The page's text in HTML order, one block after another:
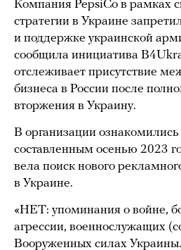
Компания PepsiCo в рамках
стратегии в Украине
и поддержке украинской
сообщила инициатива
отслеживает присутствие
бизнеса в России после
вторжения в Украину.
В организации
составленным осенью 2023
вела поиск нового
в Украине.
«НЕТ: упоминания о войне,
агрессии, военнослужащих
Вооруженных силах